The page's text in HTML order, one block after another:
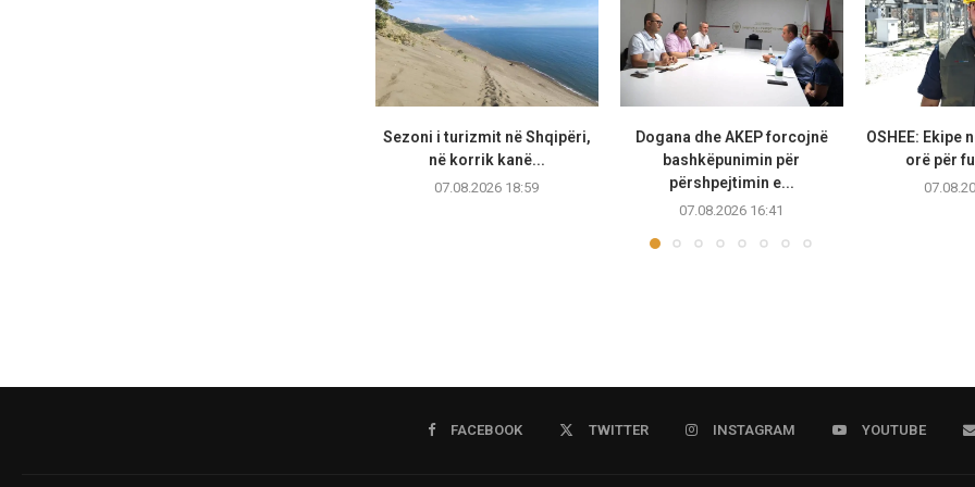
Sezoni i turizmit në Shqipëri,
në korrik kanë...
07.08.2026 18:59
Dogana dhe AKEP forcojnë
bashkëpunimin për
përshpejtimin e...
07.08.2026 16:41
OSHEE: Ekipe
orë për
FACEBOOK TWITTER INSTAGRAM YOUTUBE